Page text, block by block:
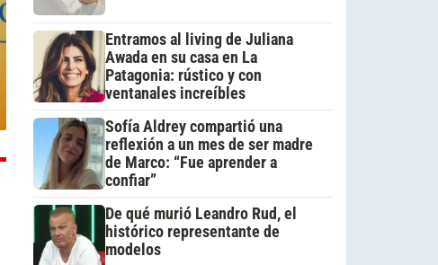
Entramos al living de Juliana
Awada en su casa en La
Patagonia: rústico y con
ventanales increíbles
Sofía Aldrey compartió una
reflexión a un mes de ser madre
de Marco: “Fue aprender a
confiar”
De qué murió Leandro Rud, el
histórico representante de
modelos